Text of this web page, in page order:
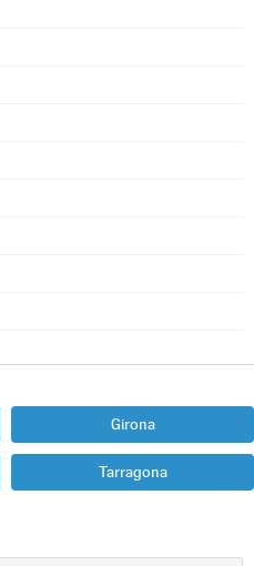
Girona
Tarragona